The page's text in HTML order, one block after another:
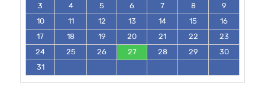
3
4 5 6 7 8
9
10
11 12 13 14 15
16
17
18 19 20 21 22
23
24
25 26 27 28 29
30
31